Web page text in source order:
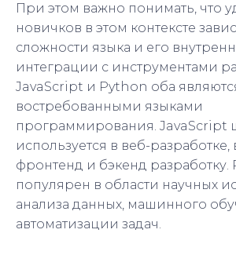
При этом важно понимать, что
новичков в этом контексте
сложности языка и его
интеграции с инструментами
JavaScript и Python оба
востребованными языками
программирования. JavaScript
используется в веб-разработке,
фронтенд и бэкенд разработку.
популярен в области научных
анализа данных, машинного
автоматизации задач.